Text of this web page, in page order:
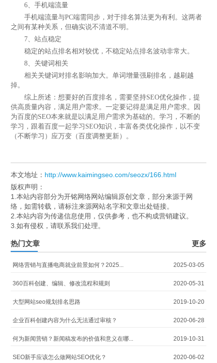
6、手机端流量
手机端流量与PC端需同步，对于排名算法更为有利。这两者
之间有某种关系，但确实说不清道不明。
7、站点稳定
稳定的站点排名相对较优，不稳定站点排名波动非常大。
8、关键词相关
相关关键词对排名影响加大。单词增量强刷排名，越刷越
掉。
综上所述：想要好的百度排名，需要坚持SEO优化操作，提
供高质量内容，满足用户需求。一定要记得是满足用户需求。因
为百度的SEO本来就是以满足用户需求为基础的。学习，不断的
学习，跟着百度一起学习SEO知识，丰富各类优化操作，以不变
（不断学习）应万变（百度调整更新）。
本文地址： http://www.kaimingseo.com/seozx/166.html
版权声明：
1.本站内容部分为开铭网络网站编辑原创文章，部分来源于网
络，如需转载，请标注来源网站名字和文章出处链接。
2.本站内容为传递信息使用，仅供参考，也不构成营销建议。
3.如有侵权，请联系我们处理。
热门文章 更多
网络营销与直播电商就业前景如何？2025... 2025-03-05
360百科创建、编辑、修改流程和规则 2020-05-31
大型网站seo规划排名思路 2019-10-20
企业百科创建内容为什么无法通过审核？ 2020-06-28
何为新闻营销？新闻稿发布的价值和意义在哪... 2019-10-31
SEO新手应该怎么做网站SEO优化？ 2020-06-02